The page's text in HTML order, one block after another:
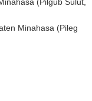
Minahasa (Pileg